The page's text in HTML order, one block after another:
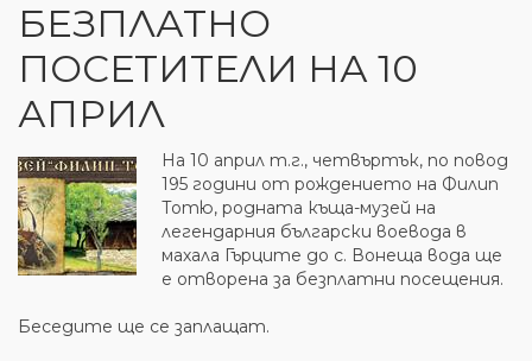
БЕЗПЛАТНО
ПОСЕТИТЕЛИ НА 10
АПРИЛ
На 10 април т.г., четвъртък, по повод
195 години от рождението на Филип
Тотю, родната къща-музей на
легендарния български воевода в
махала Гърците до с. Вонеща вода ще
е отворена за безплатни посещения.
Беседите ще се заплащат.